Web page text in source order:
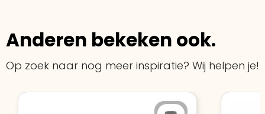
Anderen bekeken ook.
Op zoek naar nog meer inspiratie? Wij helpen je!